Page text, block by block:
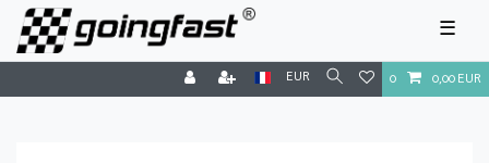
☰
EUR 0 0,00 EUR